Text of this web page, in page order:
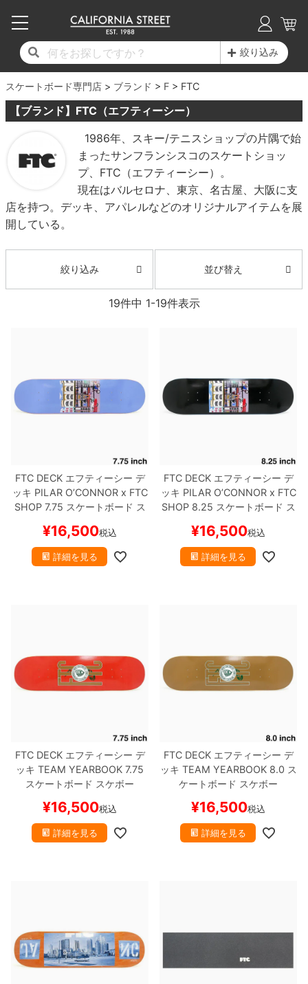
絞り込み
スケートボード専門店 ブランド F FTC
【ブランド】FTC（エフティーシー）
1986年、スキー/テニスショップの片隅で始
まったサンフランシスコのスケートショッ
プ、FTC（エフティーシー）。
現在はバルセロナ、東京、名古屋、大阪に支
店を持つ。デッキ、アパレルなどのオリジナルアイテムを展
開している。
絞り込み 並び替え
19件中 1-19件表示
FTC DECKエフティーシー デ
ッキ PILAR O’CONNOR x FTC
SHOP 7.75 スケートボード ス
¥16,500税込
詳細を見る
FTC DECKエフティーシー デ
ッキ PILAR O’CONNOR x FTC
SHOP 8.25 スケートボード ス
¥16,500税込
詳細を見る
FTC DECKエフティーシー デ
ッキ TEAM YEARBOOK 7.75
スケートボード スケボー
¥16,500税込
詳細を見る
FTC DECKエフティーシー デ
ッキ TEAM YEARBOOK 8.0 ス
ケートボード スケボー
¥16,500税込
詳細を見る
17時までのご注文は当日発送！
11,000円以上で送料無料！
毎月1日はポイント5倍！10日と20日は3倍！
コンプリートセット（完成品）
デッキ
17時までのご注文は当日発送！
11,000円以上で送料無料！
毎月1日はポイント5倍！10日と20日は3倍！
デッキ新着一覧
デッキブランド一覧（全てのデッキ）
サイズからデッキを選ぶ
子供用デッキ
7.0inch以下
7.2inch
7.3inch
7.6inch
8.1inch
8.3inch
8.4inch
8.9inch
シェイプデッキ
高性能デッキ
17時までのご注文は当日発送！
11,000円以上で送料無料！
毎月1日はポイント5倍！10日と20日は3倍！
トラック新着一覧
トラックブランド一覧（全てのトラック）
適合デッキサイズから選ぶ
7.0inch以下
7.2inch
7.3inch
7.5inch
7.7inch
8.2inch
8.4inch
8.5inch
9.0inch以上
ウィール
17時までのご注文は当日発送！
11,000円以上で送料無料！
毎月1日はポイント5倍！10日と20日は3倍！
ウィール新着一覧
ウィールブランド一覧（全てのウィール）
ウィールをサイズから選ぶ
50mm
51mm
52mm
53mm
55mm
60mm
63mm
64mm
110mm
スピットファイヤー F4（フォーミュラフォ
ボーンズ XF（エックスフォーミュラ）
ボーンズ STF（エスティーエフ）
ソフトウィール（クルーザー）
ベアリング
足回りセット（トラック・ウィールセット）
練習用アイテム（初心者におすすめ）
スケートケース・バッグ
メディア（雑誌・DVD・CD）
17時までのご注文は当日発送！
11,000円以上で送料無料！
毎月1日はポイント5倍！10日と20日は3倍！
シューズ新着一覧
シューズブランド一覧
シューズをサイズから選ぶ
20cm
21cm
22cm
22.5cm
23.5cm
26cm
27cm
27.5cm
30cm
サンダル
インソール
シューレース・その他
17時までのご注文は当日発送！
11,000円以上で送料無料！
毎月1日はポイント5倍！10日と20日は3倍！
Tシャツ
ロングスリーブTシャツ
ジャケット
パーカー
トレーナー・セーター
7分袖シャツ・ラグラン
キャップ
ソックス
アンダーウエア
17時までのご注文は当日発送！
11,000円以上で送料無料！
毎月1日はポイント5倍！10日と20日は3倍！
最新ブログ一覧
カテゴリー
17時までのご注文は当日発送！
11,000円以上で送料無料！
毎月1日はポイント5倍！10日と20日は3倍！
初心者の方へ
商品情報
スタッフおすすめアイテム
ブランド紹介
17時までのご注文は当日発送！
11,000円以上で送料無料！
毎月1日はポイント5倍！10日と20日は3倍！
店舗情報
ショップライダー紹介
スタッフ紹介
カリフォルニアストリートの歴史
プライバシーポリシー